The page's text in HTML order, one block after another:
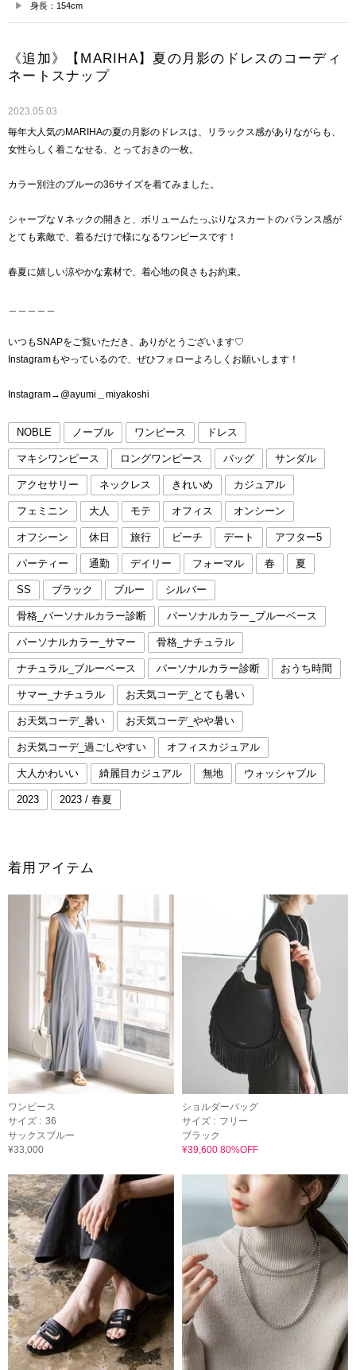
身長：154cm
《追加》【MARIHA】夏の月影のドレスのコーディ
ネートスナップ
2023.05.03
毎年大人気のMARIHAの夏の月影のドレスは、リラックス感がありながらも、
女性らしく着こなせる、とっておきの一枚。
カラー別注のブルーの36サイズを着てみました。
シャープなＶネックの開きと、ボリュームたっぷりなスカートのバランス感が
とても素敵で、着るだけで様になるワンピースです！
春夏に嬉しい涼やかな素材で、着心地の良さもお約束。
いつもSNAPをご覧いただき、ありがとうございます♡
Instagramもやっているので、ぜひフォローよろしくお願いします！
Instagram→@ayumi＿miyakoshi
NOBLE ノーブル ワンピース ドレス
マキシワンピース ロングワンピース バッグ サンダル
アクセサリー ネックレス きれいめ カジュアル
フェミニン 大人 モテ オフィス オンシーン
オフシーン 休日 旅行 ビーチ デート アフター5
パーティー 通勤 デイリー フォーマル 春 夏
SS ブラック ブルー シルバー
骨格_パーソナルカラー診断 パーソナルカラー_ブルーベース
パーソナルカラー_サマー 骨格_ナチュラル
ナチュラル_ブルーベース パーソナルカラー診断 おうち時間
サマー_ナチュラル お天気コーデ_とても暑い
お天気コーデ_暑い お天気コーデ_やや暑い
お天気コーデ_過ごしやすい オフィスカジュアル
大人かわいい 綺麗目カジュアル 無地 ウォッシャブル
2023 2023 / 春夏
着用アイテム
ワンピース
サイズ : 36
サックスブルー
¥33,000
ショルダーバッグ
サイズ : フリー
ブラック
¥39,600 80%OFF